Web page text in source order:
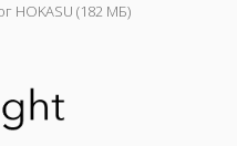
HOKASU (182 МБ)